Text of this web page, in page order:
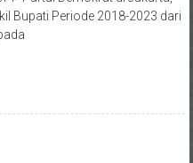
Bupati Periode 2018-2023 dari